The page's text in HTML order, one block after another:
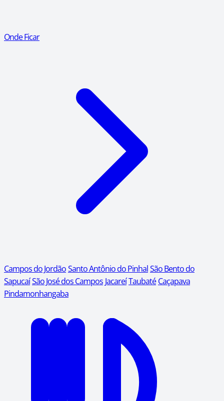
Onde Ficar
Campos do JordãoSanto Antônio do PinhalSão Bento do
SapucaíSão José dos Campos JacareíTaubaté Caçapava
Pindamonhangaba